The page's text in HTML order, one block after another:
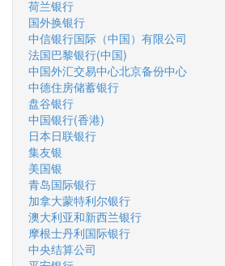
荷兰银行
国外换银行
中信银行国际（中国）有限公司
法国巴黎银行(中国)
中国外汇交易中心北京备份中心
中德住房储蓄银行
盘谷银行
中国银行(香港)
日本日联银行
集友银
美国银
青岛国际银行
加拿大蒙特利尔银行
澳大利亚和新西兰银行
摩根士丹利国际银行
中央结算公司